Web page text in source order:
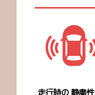
走行時の 静粛性